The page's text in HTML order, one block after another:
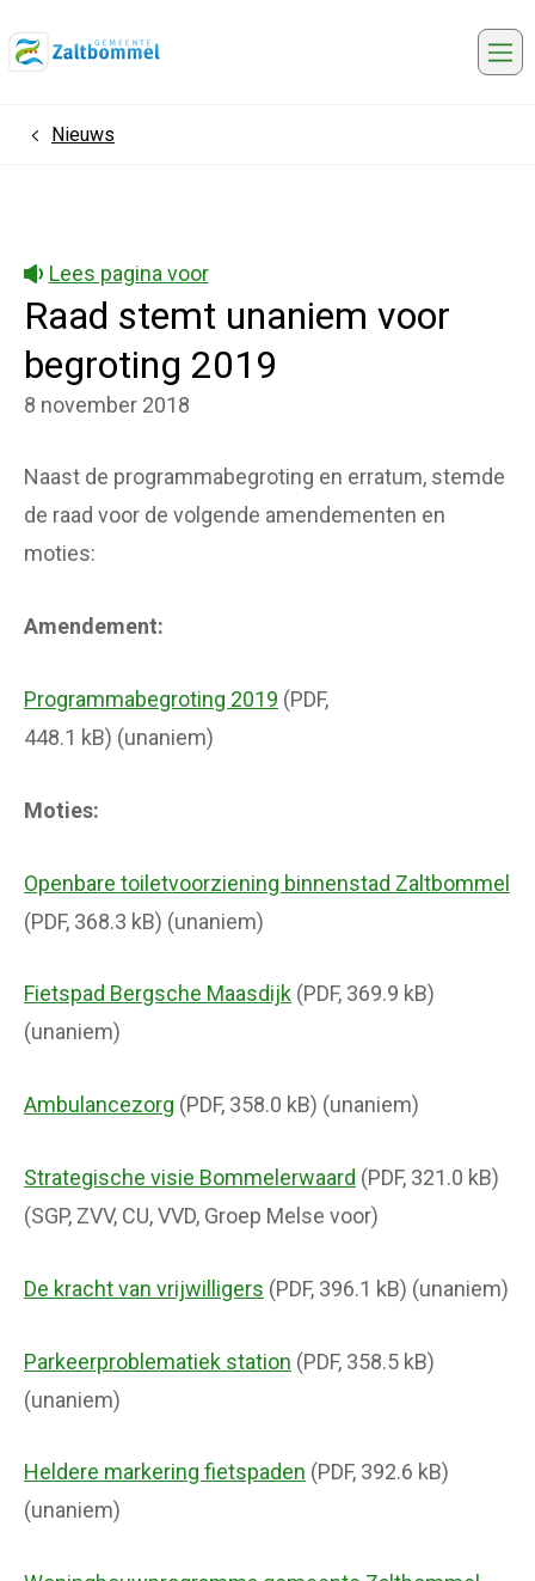
HomeNieuws
Lees pagina voor
Raad stemt unaniem voor
begroting 2019
8 november 2018
Naast de programmabegroting en erratum, stemde
de raad voor de volgende amendementen en
moties:
Amendement:
Programmabegroting 2019 (PDF,
448.1 kB) (unaniem)
Moties:
Openbare toiletvoorziening binnenstad Zaltbommel
(PDF, 368.3 kB) (unaniem)
Fietspad Bergsche Maasdijk (PDF, 369.9 kB)
(unaniem)
Ambulancezorg (PDF, 358.0 kB) (unaniem)
Strategische visie Bommelerwaard (PDF, 321.0 kB)
(SGP, ZVV, CU, VVD, Groep Melse voor)
De kracht van vrijwilligers (PDF, 396.1 kB) (unaniem)
Parkeerproblematiek station (PDF, 358.5 kB)
(unaniem)
Heldere markering fietspaden (PDF, 392.6 kB)
(unaniem)